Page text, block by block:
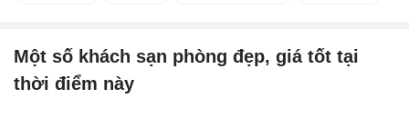
Một số khách sạn phòng đẹp, giá tốt tại
thời điểm này